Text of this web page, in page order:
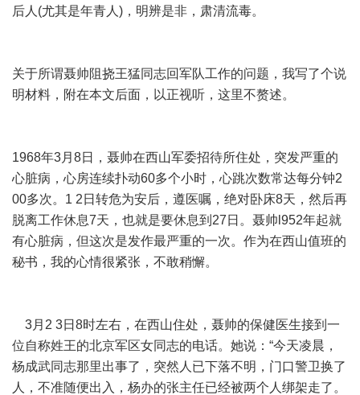
后人(尤其是年青人)，明辨是非，肃清流毒。
关于所谓聂帅阻挠王猛同志回军队工作的问题，我写了个说
明材料，附在本文后面，以正视听，这里不赘述。
1968年3月8日，聂帅在西山军委招待所住处，突发严重的
心脏病，心房连续扑动60多个小时，心跳次数常达每分钟2
00多次。1 2日转危为安后，遵医嘱，绝对卧床8天，然后再
脱离工作休息7天，也就是要休息到27日。聂帅l952年起就
有心脏病，但这次是发作最严重的一次。作为在西山值班的
秘书，我的心情很紧张，不敢稍懈。
3月2 3日8时左右，在西山住处，聂帅的保健医生接到一
位自称姓王的北京军区女同志的电话。她说：“今天凌晨，
杨成武同志那里出事了，突然人已下落不明，门口警卫换了
人，不准随便出入，杨办的张主任已经被两个人绑架走了。